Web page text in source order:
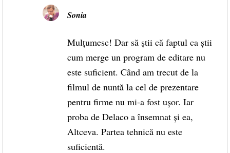
Sonia
Mulțumesc! Dar să știi că faptul ca știi
cum merge un program de editare nu
este suficient. Când am trecut de la
filmul de nuntă la cel de prezentare
pentru firme nu mi-a fost ușor. Iar
proba de Delaco a însemnat și ea,
Altceva. Partea tehnică nu este
suficientă.